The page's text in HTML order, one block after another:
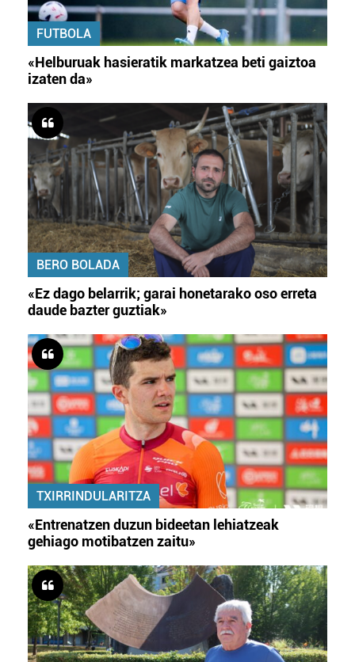
FUTBOLA
«Helburuak hasieratik markatzea beti gaiztoa
izaten da»
BERO BOLADA
«Ez dago belarrik; garai honetarako oso erreta
daude bazter guztiak»
TXIRRINDULARITZA
«Entrenatzen duzun bideetan lehiatzeak
gehiago motibatzen zaitu»